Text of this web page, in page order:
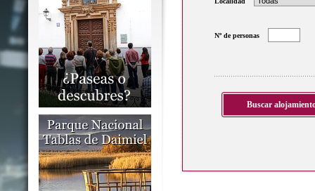
Nº de personas